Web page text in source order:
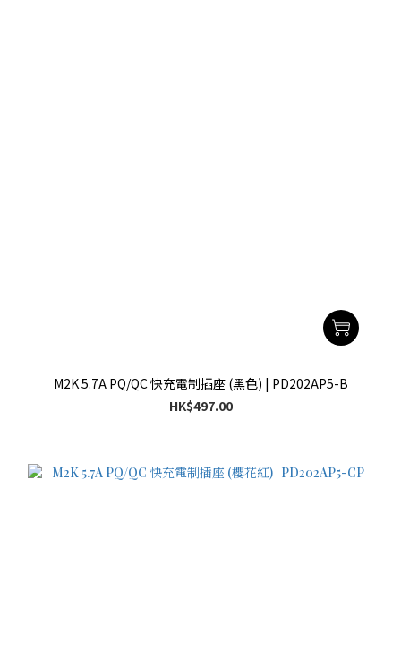
M2K 5.7A PQ/QC 快充電制插座 (黑色) | PD202AP5-B
HK$497.00